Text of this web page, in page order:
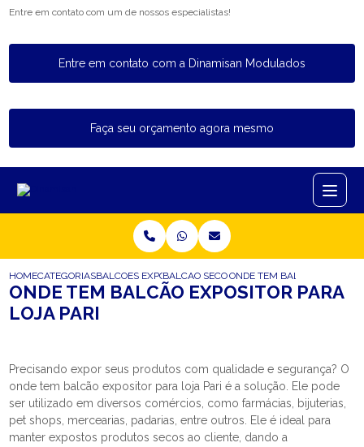
Entre em contato com um de nossos especialistas!
Entre em contato com a Dinamisan Modulados
Faça seu orçamento agora mesmo
HOMECATEGORIASBALCOES EXPOSITORESBALCAO SECO EXPOSITOR
ONDE TEM BALCAO
ONDE TEM BALCÃO EXPOSITOR PARA
LOJA PARI
Precisando expor seus produtos com qualidade e segurança? O
onde tem balcão expositor para loja Pari é a solução. Ele pode
ser utilizado em diversos comércios, como farmácias, bijuterias,
pet shops, mercearias, padarias, entre outros. Ele é ideal para
manter expostos produtos secos ao cliente, dando a